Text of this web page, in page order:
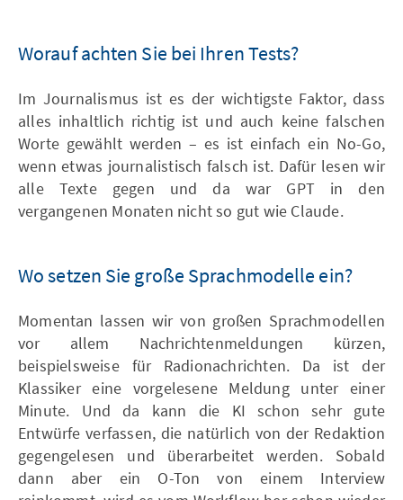
Worauf achten Sie bei Ihren Tests?
Im Journalismus ist es der wichtigste Faktor, dass
alles inhaltlich richtig ist und auch keine falschen
Worte gewählt werden – es ist einfach ein No-Go,
wenn etwas journalistisch falsch ist. Dafür lesen wir
alle Texte gegen und da war GPT in den
vergangenen Monaten nicht so gut wie Claude.
Wo setzen Sie große Sprachmodelle ein?
Momentan lassen wir von großen Sprachmodellen
vor allem Nachrichtenmeldungen kürzen,
beispielsweise für Radionachrichten. Da ist der
Klassiker eine vorgelesene Meldung unter einer
Minute. Und da kann die KI schon sehr gute
Entwürfe verfassen, die natürlich von der Redaktion
gegengelesen und überarbeitet werden. Sobald
dann aber ein O-Ton von einem Interview